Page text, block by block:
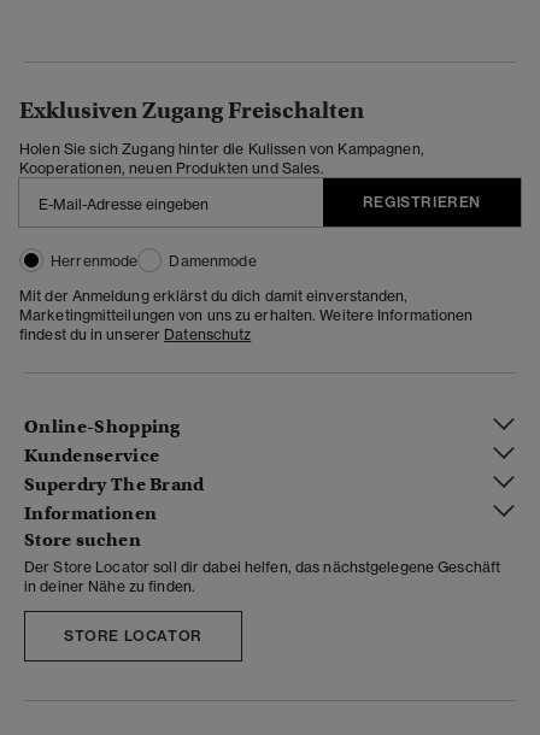
Exklusiven Zugang Freischalten
Holen Sie sich Zugang hinter die Kulissen von Kampagnen,
Kooperationen, neuen Produkten und Sales.
REGISTRIEREN
Herrenmode
Damenmode
Mit der Anmeldung erklärst du dich damit einverstanden,
Marketingmitteilungen von uns zu erhalten. Weitere Informationen
findest du in unserer Datenschutz
Online-Shopping
Kundenservice
Superdry The Brand
Informationen
Store suchen
Der Store Locator soll dir dabei helfen, das nächstgelegene Geschäft
in deiner Nähe zu finden.
STORE LOCATOR